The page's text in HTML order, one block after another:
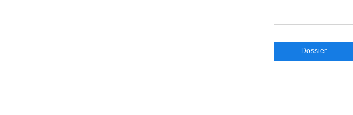
Dossier